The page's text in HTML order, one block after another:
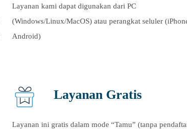
Layanan kami dapat digunakan dari PC
(Windows/Linux/MacOS) atau perangkat seluler
Android)
Layanan Gratis
Layanan ini gratis dalam mode “Tamu” (tanpa